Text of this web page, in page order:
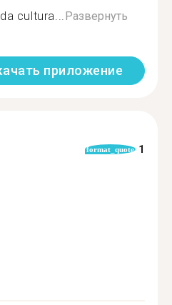
cultura...Развернуть
приложение
format_quote 1